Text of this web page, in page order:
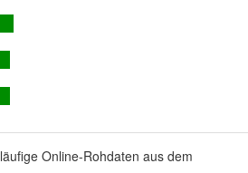
Online-Rohdaten aus dem